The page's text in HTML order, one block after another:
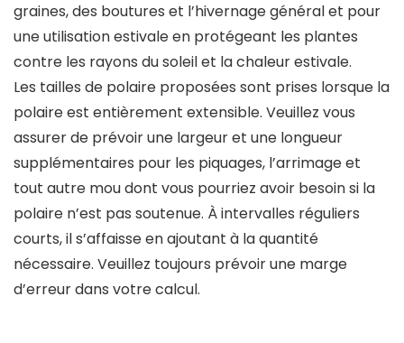
graines, des boutures et l’hivernage général et pour
une utilisation estivale en protégeant les plantes
contre les rayons du soleil et la chaleur estivale.
Les tailles de polaire proposées sont prises lorsque la
polaire est entièrement extensible. Veuillez vous
assurer de prévoir une largeur et une longueur
supplémentaires pour les piquages, l’arrimage et
tout autre mou dont vous pourriez avoir besoin si la
polaire n’est pas soutenue. À intervalles réguliers
courts, il s’affaisse en ajoutant à la quantité
nécessaire. Veuillez toujours prévoir une marge
d’erreur dans votre calcul.